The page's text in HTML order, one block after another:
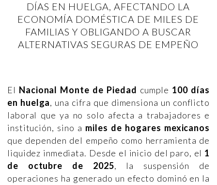
DÍAS EN HUELGA, AFECTANDO LA
ECONOMÍA DOMÉSTICA DE MILES DE
FAMILIAS Y OBLIGANDO A BUSCAR
ALTERNATIVAS SEGURAS DE EMPEÑO
El Nacional Monte de Piedad cumple 100 días
en huelga, una cifra que dimensiona un conflicto
laboral que ya no solo afecta a trabajadores e
institución, sino a miles de hogares mexicanos
que dependen del empeño como herramienta de
liquidez inmediata. Desde el inicio del paro, el 1
de octubre de 2025, la suspensión de
operaciones ha generado un efecto dominó en la